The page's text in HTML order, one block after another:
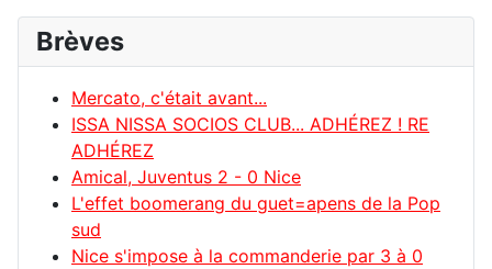
Brèves
Mercato, c'était avant...
ISSA NISSA SOCIOS CLUB... ADHÉREZ ! RE
ADHÉREZ
Amical, Juventus 2 - 0 Nice
L'effet boomerang du guet=apens de la Pop
sud
Nice s'impose à la commanderie par 3 à 0